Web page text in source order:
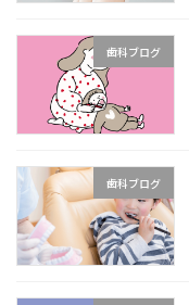
歯科ブログ
歯科ブログ